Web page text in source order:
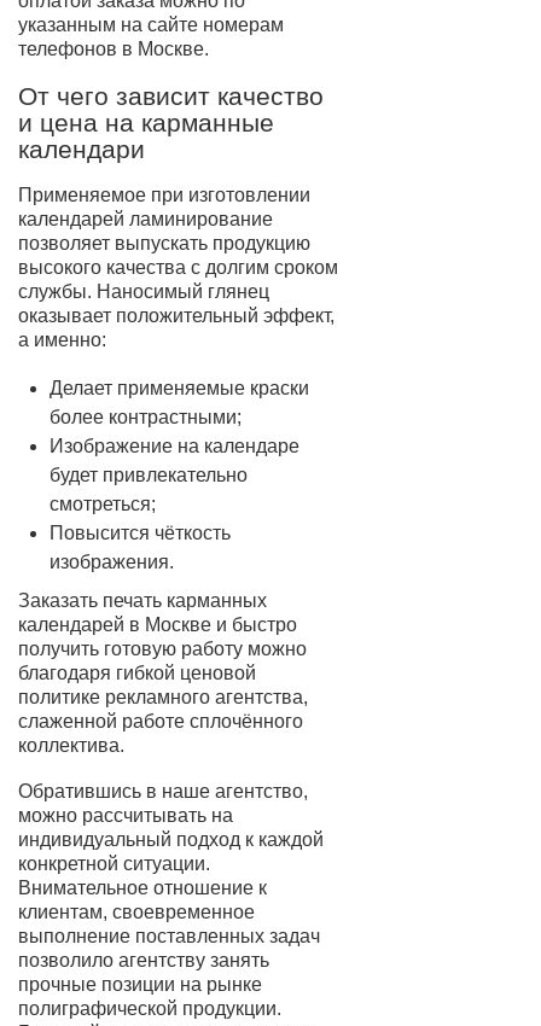
указанным на сайте номерам
телефонов в Москве.
От чего зависит качество
и цена на карманные
календари
Применяемое при изготовлении
календарей ламинирование
позволяет выпускать продукцию
высокого качества с долгим сроком
службы. Наносимый глянец
оказывает положительный эффект,
а именно:
Делает применяемые краски
более контрастными;
Изображение на календаре
будет привлекательно
смотреться;
Повысится чёткость
изображения.
Заказать печать карманных
календарей в Москве и быстро
получить готовую работу можно
благодаря гибкой ценовой
политике рекламного агентства,
слаженной работе сплочённого
коллектива.
Обратившись в наше агентство,
можно рассчитывать на
индивидуальный подход к каждой
конкретной ситуации.
Внимательное отношение к
клиентам, своевременное
выполнение поставленных задач
позволило агентству занять
прочные позиции на рынке
полиграфической продукции.